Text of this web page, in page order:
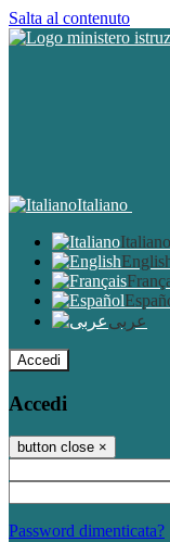
Salta al contenuto
Italiano
Italiano
عربى
Accedi
Accedi
button close ×
Password dimenticata?